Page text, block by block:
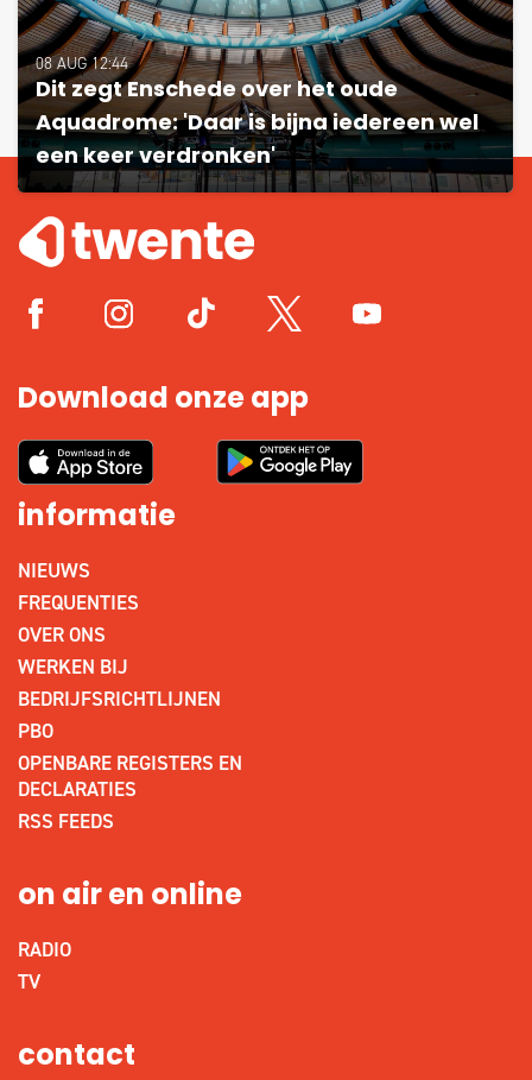
08 AUG 12:44
Dit zegt Enschede over het oude
Aquadrome: 'Daar is bijna iedereen wel
een keer verdronken'
Download onze app
informatie
NIEUWS
FREQUENTIES
OVER ONS
WERKEN BIJ
BEDRIJFSRICHTLIJNEN
PBO
OPENBARE REGISTERS EN
DECLARATIES
RSS FEEDS
on air en online
RADIO
TV
contact